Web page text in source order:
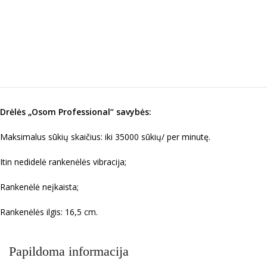
Drėlės „Osom Professional“ savybės:
Maksimalus sūkių skaičius: iki 35000 sūkių/ per minutę.
Itin nedidelė rankenėlės vibracija;
Rankenėlė neįkaista;
Rankenėlės ilgis: 16,5 cm.
Papildoma informacija